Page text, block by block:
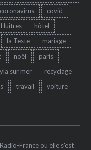
coronavirus
covid
Huîtres
hôtel
la Teste
mariage
noêl
paris
sur mer
recyclage
travail
voiture
France où elle s'est